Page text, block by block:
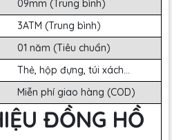
09mm (Trung bình)
3ATM (Trung bình)
01 năm (Tiêu chuẩn)
Thẻ, hộp đựng, túi xách...
Miễn phí giao hàng (COD)
ĐỒNG HỒ